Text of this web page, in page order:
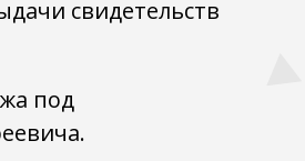
свидетельств
под